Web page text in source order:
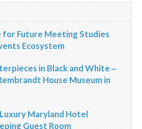
for Future Meeting Studies
Ecosystem
in Black and White ‒
House Museum in
Maryland Hotel
Guest Room